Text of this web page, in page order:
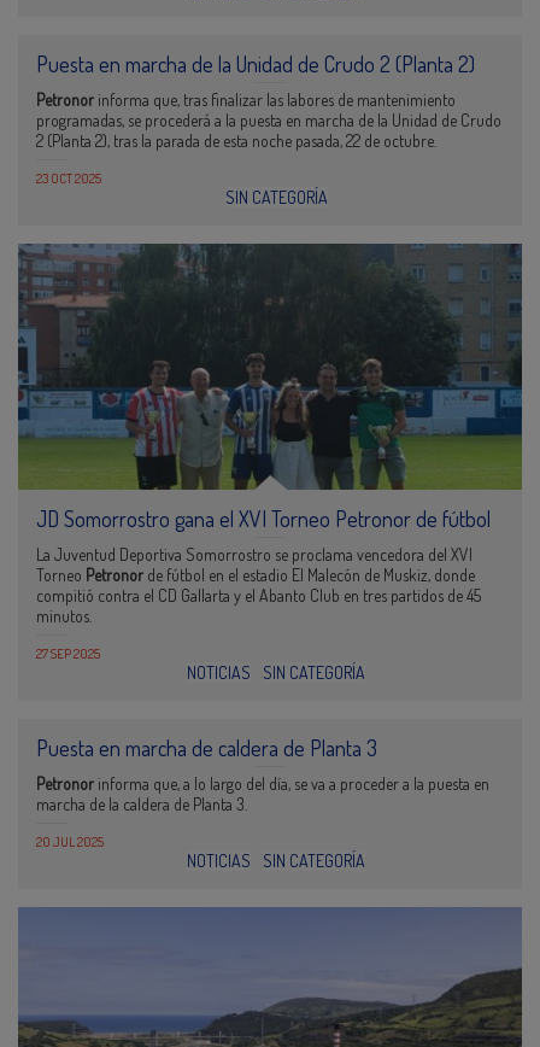
Puesta en marcha de la Unidad de Crudo 2 (Planta 2)
Petronor informa que, tras finalizar las labores de mantenimiento
programadas, se procederá a la puesta en marcha de la Unidad de Crudo
2 (Planta 2), tras la parada de esta noche pasada, 22 de octubre.
23 OCT 2025
SIN CATEGORÍA
JD Somorrostro gana el XVI Torneo Petronor de fútbol
La Juventud Deportiva Somorrostro se proclama vencedora del XVI
Torneo Petronor de fútbol en el estadio El Malecón de Muskiz, donde
compitió contra el CD Gallarta y el Abanto Club en tres partidos de 45
minutos.
27 SEP 2025
NOTICIAS SIN CATEGORÍA
Puesta en marcha de caldera de Planta 3
Petronor informa que, a lo largo del día, se va a proceder a la puesta en
marcha de la caldera de Planta 3.
20 JUL 2025
NOTICIAS SIN CATEGORÍA